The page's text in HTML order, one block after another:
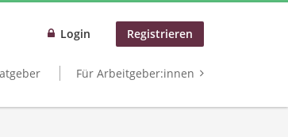
Login Registrieren
Für Arbeitgeber:innen